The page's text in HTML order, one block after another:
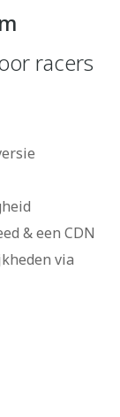
racers
& een CDN
via